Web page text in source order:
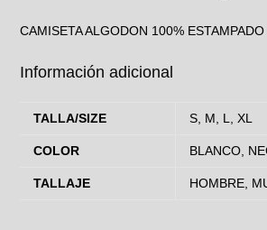
CAMISETA ALGODON 100%
Información adicional
TALLA/SIZE S, M, L, XL
COLOR BLANCO,
TALLAJE HOMBRE,